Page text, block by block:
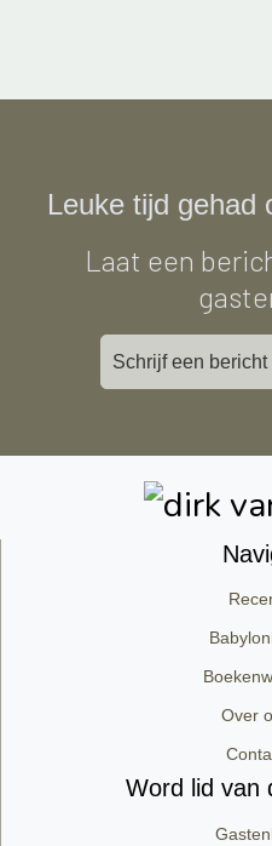
Leuke tijd gehad
Laat een
Schrijf een
Over
Word lid van